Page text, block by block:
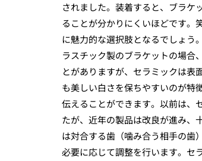
されました。装着すると、ブラケ
ることが分かりにくいほどです。
に魅力的な選択肢となるでしょう
ラスチック製のブラケットの場合
とがありますが、セラミックは表
も美しい白さを保ちやすいのが特
伝えることができます。以前は、
たが、近年の製品は改良が進み、
は対合する歯（噛み合う相手の歯
必要に応じて調整を行います。セ